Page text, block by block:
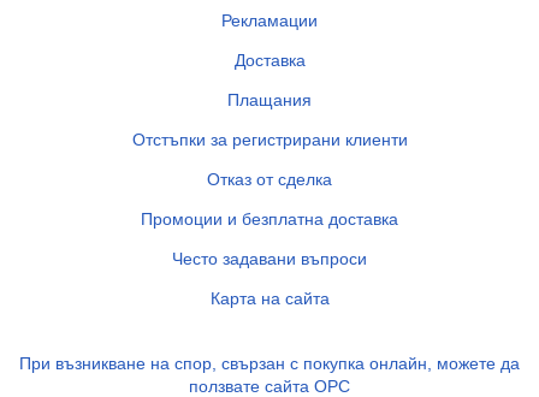
Рекламации
Доставка
Плащания
Отстъпки за регистрирани клиенти
Отказ от сделка
Промоции и безплатна доставка
Често задавани въпроси
Карта на сайта
При възникване на спор, свързан с покупка онлайн, можете да
ползвате сайта ОРС